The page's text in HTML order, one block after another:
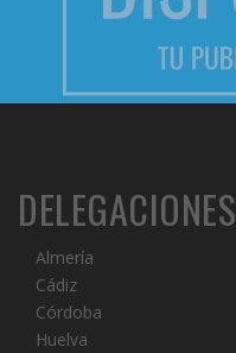
DELEGACIONES
Almería
Cádiz
Córdoba
Huelva